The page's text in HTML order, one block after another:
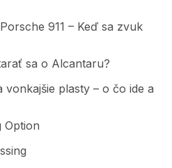
911 – Keď sa zvuk
sa o Alcantaru?
vonkajšie plasty – o čo ide a
Option